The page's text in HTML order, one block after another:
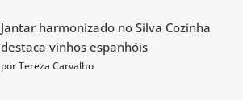
Jantar harmonizado no Silva Cozinha
destaca vinhos espanhóis
por Tereza Carvalho